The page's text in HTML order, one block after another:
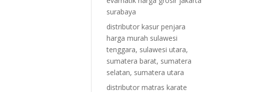
surabaya
distributor kasur penjara
harga murah sulawesi
tenggara, sulawesi utara,
sumatera barat, sumatera
selatan, sumatera utara
distributor matras karate